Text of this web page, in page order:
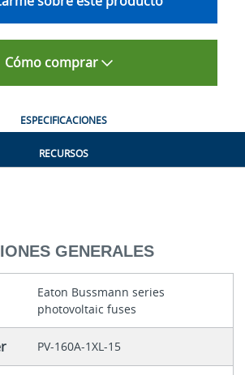
Cómo comprar
ESPECIFICACIONES
RECURSOS
GENERALES
Eaton Bussmann series
photovoltaic fuses
PV-160A-1XL-15